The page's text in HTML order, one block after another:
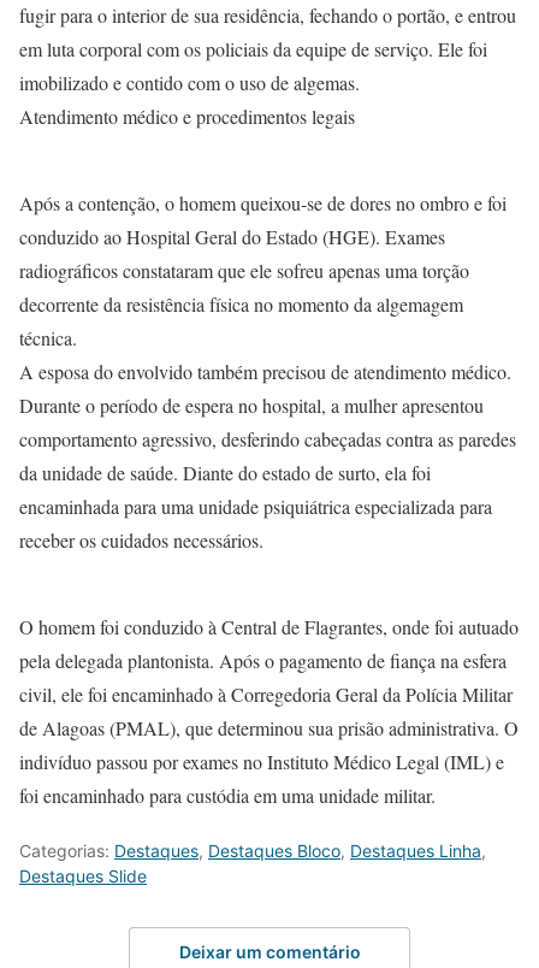
fugir para o interior de sua residência, fechando o portão, e entrou
em luta corporal com os policiais da equipe de serviço. Ele foi
imobilizado e contido com o uso de algemas.
Atendimento médico e procedimentos legais
Após a contenção, o homem queixou-se de dores no ombro e foi
conduzido ao Hospital Geral do Estado (HGE). Exames
radiográficos constataram que ele sofreu apenas uma torção
decorrente da resistência física no momento da algemagem
técnica.
A esposa do envolvido também precisou de atendimento médico.
Durante o período de espera no hospital, a mulher apresentou
comportamento agressivo, desferindo cabeçadas contra as paredes
da unidade de saúde. Diante do estado de surto, ela foi
encaminhada para uma unidade psiquiátrica especializada para
receber os cuidados necessários.
O homem foi conduzido à Central de Flagrantes, onde foi autuado
pela delegada plantonista. Após o pagamento de fiança na esfera
civil, ele foi encaminhado à Corregedoria Geral da Polícia Militar
de Alagoas (PMAL), que determinou sua prisão administrativa. O
indivíduo passou por exames no Instituto Médico Legal (IML) e
foi encaminhado para custódia em uma unidade militar.
Categorias: Destaques, Destaques Bloco, Destaques Linha,
Destaques Slide
Deixar um comentário